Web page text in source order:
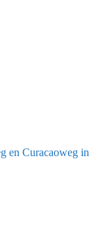
en Curacaoweg in